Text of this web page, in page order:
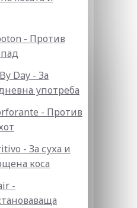
- Против
Day - За
употреба
- Против
- За суха и
коса
-